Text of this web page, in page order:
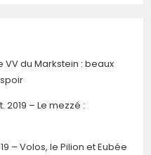
VV du Markstein : beaux
2019 – Le mezzé :
– Volos, le Pilion et Eubée